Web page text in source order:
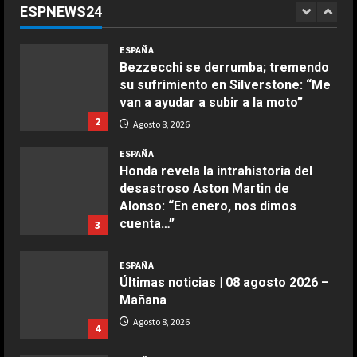
ESPNEWS24
1
declararse mujeres y elegibles en
Agosto 8, 2026
2
ESPAÑA
Bezzecchi se derrumba; tremendo
su sufrimiento en Silverstone: “Me
van a ayudar a subir a la moto”
Agosto 8, 2026
3
ESPAÑA
Honda revela la intrahistoria del
desastroso Aston Martin de
Alonso: “En enero, nos dimos
cuenta…”
4
ESPAÑA
Últimas noticias | 08 agosto 2026 –
Mañana
Agosto 8, 2026
Ensalada de espinacas deliciosa
COCINA
Boquerones fritos en freidora de
aire
Aprile 24, 2026
Buñuelos de alcachofas
Aprile 5, 2026